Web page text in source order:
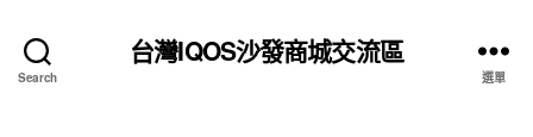
Search
台灣IQOS沙發商城交流區
選單